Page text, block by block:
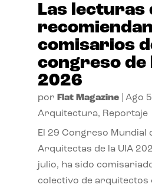
Las lecturas
comisarios
congreso de
2026
por Flat Magazine| Ago
Arquitectura, Reportaje
El 29 Congreso Mundial
Arquitectas de la UIA
julio, ha sido
colectivo de arquitectos